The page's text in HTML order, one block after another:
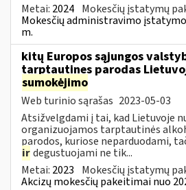
Metai: 2024 Mokesčių įstatymų
Mokesčių administravimo
m.
kitų Europos sąjungos
tarptautines parodas
sumokėjimo
Web turinio sąrašas 2023-05-03
Atsižvelgdami į tai, kad Lietuvoje
organizuojamos tarptautinės
parodos, kuriose neparduodami,
irdegustuojami ne tik...
Metai: 2023 Mokesčių įstatymų
Akcizų mokesčių pakeitimai nuo